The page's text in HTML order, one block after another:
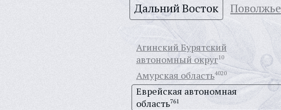
Дальний Восток Поволжье
Агинский Бурятский
автономный округ10
Амурская область4020
Еврейская автономная
область761